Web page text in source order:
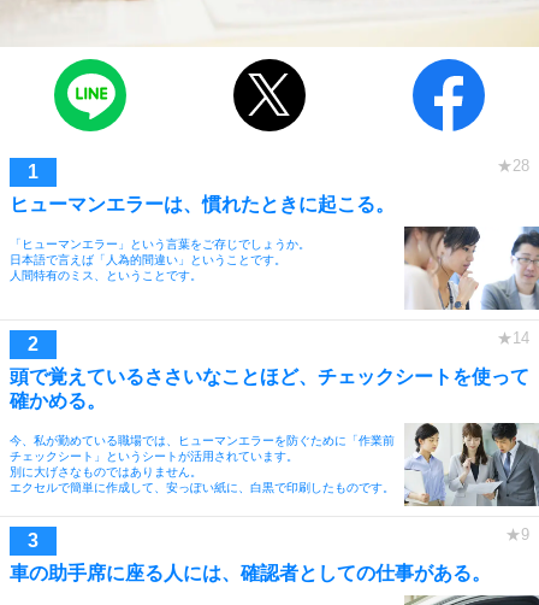
ヒューマンエラーは、慣れたときに起こる。
「ヒューマンエラー」という言葉をご存じでしょうか。
日本語で言えば「人為的間違い」ということです。
人間特有のミス、ということです。
頭で覚えているささいなことほど、チェックシートを使って
確かめる。
今、私が勤めている職場では、ヒューマンエラーを防ぐために「作業前
チェックシート」というシートが活用されています。
別に大げさなものではありません。
エクセルで簡単に作成して、安っぽい紙に、白黒で印刷したものです。
車の助手席に座る人には、確認者としての仕事がある。